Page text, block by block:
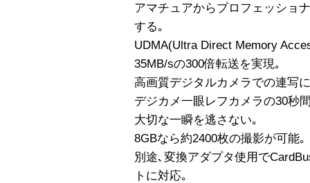
アマチュアからプロフェッショ
する｡
UDMA(Ultra Direct Memory
35MB/sの300倍転送を実現｡
高画質デジタルカメラでの連写
デジカメ一眼レフカメラの30秒
大切な一瞬を逃さない｡
8GBなら約2400枚の撮影が可能｡
別途､変換アダプタ使用で
トに対応｡